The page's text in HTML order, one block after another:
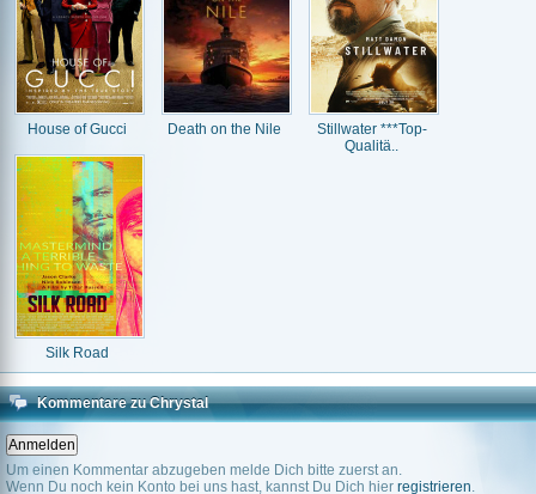
House of Gucci Death on the Nile
Stillwater ***Top-
Qualitä..
Silk Road
Kommentare zu Chrystal
Um einen Kommentar abzugeben melde Dich bitte zuerst an.
Wenn Du noch kein Konto bei uns hast, kannst Du Dich hier registrieren.